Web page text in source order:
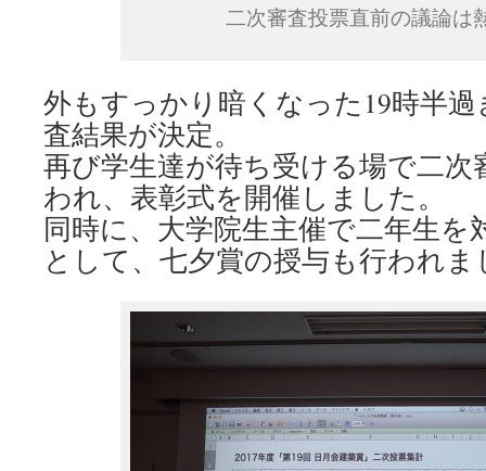
二次審査投票直前の議論は
外もすっかり暗くなった19時半
査結果が決定。
再び学生達が待ち受ける場で二次
われ、表彰式を開催しました。
同時に、大学院生主催で二年生を
として、七夕賞の授与も行われま